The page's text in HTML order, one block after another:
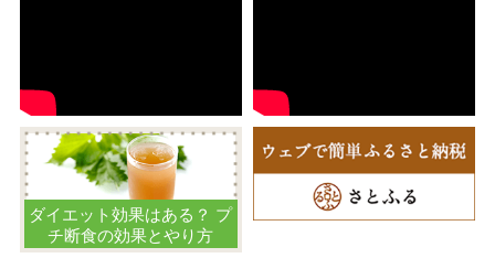
ダイエット効果はある？ プ
チ断食の効果とやり方